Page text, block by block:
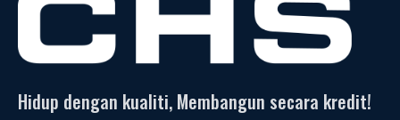
Hidup dengan kualiti, Membangun secara kredit!